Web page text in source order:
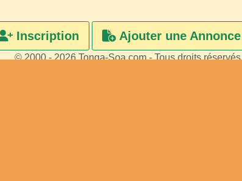
Inscription Ajouter une Annonce
© 2000 - 2026 Tonga-Soa.com - Tous droits réservés